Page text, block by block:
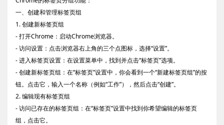
一、创建和管理标签页组
1. 创建新标签页组
- 打开Chrome：启动Chrome浏览器。
- 访问设置：点击浏览器右上角的三个点图标，选择“设置”。
- 进入标签页设置：在设置菜单中，找到并点击“标签页”选项。
- 创建新标签页组：在“标签页”设置中，你会看到一个“新建标签页组”的按
钮。点击它，输入一个名称（例如“工作”），然后点击“创建”。
2. 编辑现有标签页组
- 访问已存在的标签页组：在“标签页”设置中找到你希望编辑的标签页
组，点击它。